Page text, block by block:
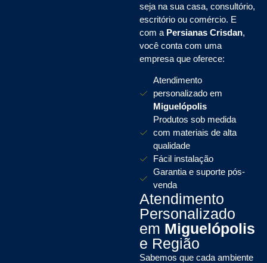
seja na sua casa, consultório,
escritório ou comércio. E
com a Persianas Crisdan,
você conta com uma
empresa que oferece:
Atendimento
personalizado em
Miguelópolis
Produtos sob medida
com materiais de alta
qualidade
Fácil instalação
Garantia e suporte pós-
venda
Atendimento
Personalizado
em Miguelópolis
e Região
Sabemos que cada ambiente